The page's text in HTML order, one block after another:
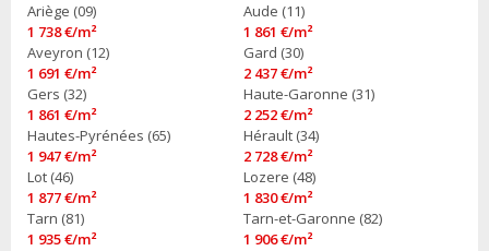
Ariège (09)
1 738 €/m²
Aude (11)
1 861 €/m²
Aveyron (12)
1 691 €/m²
Gard (30)
2 437 €/m²
Gers (32)
1 861 €/m²
Haute-Garonne (31)
2 252 €/m²
Hautes-Pyrénées (65)
1 947 €/m²
Hérault (34)
2 728 €/m²
Lot (46)
1 877 €/m²
Lozere (48)
1 830 €/m²
Tarn (81)
1 935 €/m²
Tarn-et-Garonne (82)
1 906 €/m²